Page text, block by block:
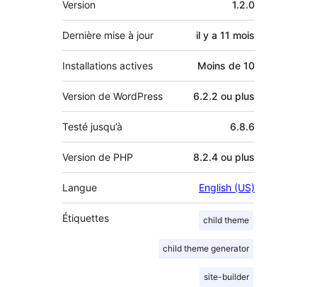
Version 1.2.0
Dernière mise à jour il y a 11 mois
Installations actives Moins de 10
Version de WordPress 6.2.2 ou plus
Testé jusqu’à 6.8.6
Version de PHP 8.2.4 ou plus
Langue English (US)
Étiquettes child theme
child theme generator
site-builder